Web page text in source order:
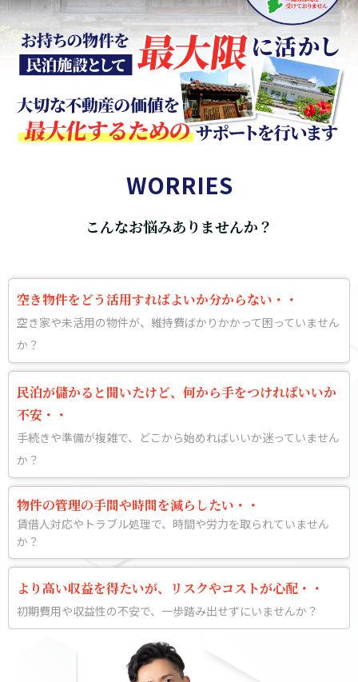
WORRIES
こんなお悩みありませんか？
空き物件をどう活用すればよいか分からない・・
空き家や未活用の物件が、維持費ばかりかかって困っていません
か？
民泊が儲かると聞いたけど、何から手をつければいいか
不安・・
手続きや準備が複雑で、どこから始めればいいか迷っていません
か？
物件の管理の手間や時間を減らしたい・・
賃借人対応やトラブル処理で、時間や労力を取られていません
か？
より高い収益を得たいが、リスクやコストが心配・・
初期費用や収益性の不安で、一歩踏み出せずにいませんか？